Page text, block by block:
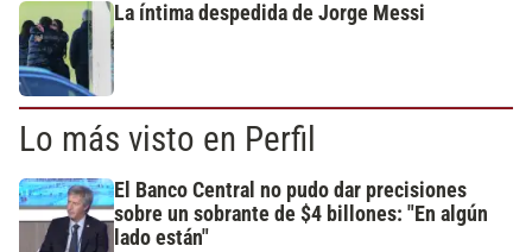
La íntima despedida de Jorge Messi
Lo más visto en Perfil
El Banco Central no pudo dar precisiones
sobre un sobrante de $4 billones: "En algún
lado están"